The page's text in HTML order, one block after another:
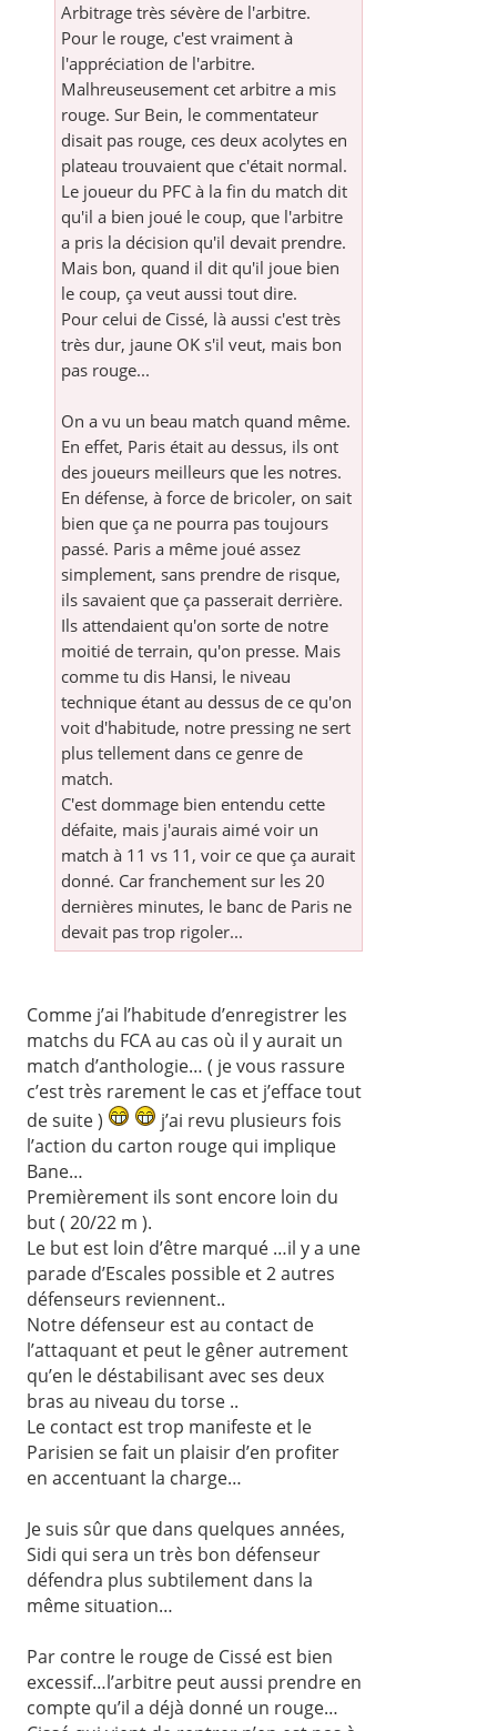
Arbitrage très sévère de l'arbitre.
Pour le rouge, c'est vraiment à
l'appréciation de l'arbitre.
Malhreuseusement cet arbitre a mis
rouge. Sur Bein, le commentateur
disait pas rouge, ces deux acolytes en
plateau trouvaient que c'était normal.
Le joueur du PFC à la fin du match dit
qu'il a bien joué le coup, que l'arbitre
a pris la décision qu'il devait prendre.
Mais bon, quand il dit qu'il joue bien
le coup, ça veut aussi tout dire.
Pour celui de Cissé, là aussi c'est très
très dur, jaune OK s'il veut, mais bon
pas rouge...
On a vu un beau match quand même.
En effet, Paris était au dessus, ils ont
des joueurs meilleurs que les notres.
En défense, à force de bricoler, on sait
bien que ça ne pourra pas toujours
passé. Paris a même joué assez
simplement, sans prendre de risque,
ils savaient que ça passerait derrière.
Ils attendaient qu'on sorte de notre
moitié de terrain, qu'on presse. Mais
comme tu dis Hansi, le niveau
technique étant au dessus de ce qu'on
voit d'habitude, notre pressing ne sert
plus tellement dans ce genre de
match.
C'est dommage bien entendu cette
défaite, mais j'aurais aimé voir un
match à 11 vs 11, voir ce que ça aurait
donné. Car franchement sur les 20
dernières minutes, le banc de Paris ne
devait pas trop rigoler...
Comme j’ai l’habitude d’enregistrer les
matchs du FCA au cas où il y aurait un
match d’anthologie… ( je vous rassure
c’est très rarement le cas et j’efface tout
de suite )
j’ai revu plusieurs fois
l’action du carton rouge qui implique
Bane…
Premièrement ils sont encore loin du
but ( 20/22 m ).
Le but est loin d’être marqué …il y a une
parade d’Escales possible et 2 autres
défenseurs reviennent..
Notre défenseur est au contact de
l’attaquant et peut le gêner autrement
qu’en le déstabilisant avec ses deux
bras au niveau du torse ..
Le contact est trop manifeste et le
Parisien se fait un plaisir d’en profiter
en accentuant la charge…
Je suis sûr que dans quelques années,
Sidi qui sera un très bon défenseur
défendra plus subtilement dans la
même situation…
Par contre le rouge de Cissé est bien
excessif…l’arbitre peut aussi prendre en
compte qu’il a déjà donné un rouge…